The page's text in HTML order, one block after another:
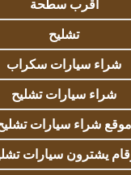
اقرب سطحة
تشليح
شراء سيارات سكراب
شراء سيارات تشليح
موقع شراء سيارات
يشترون سيارات